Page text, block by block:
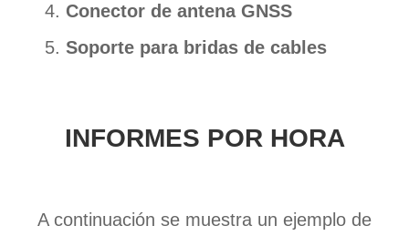
Conector de antena GNSS
Soporte para bridas de cables
INFORMES POR HORA
A continuación se muestra un ejemplo de